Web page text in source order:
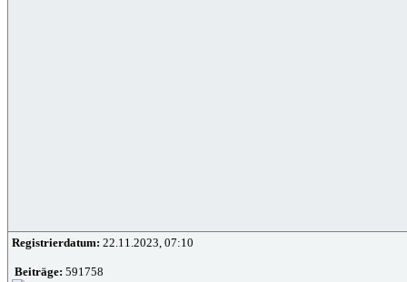
Registrierdatum: 22.11.2023, 07:10
Beiträge: 591758